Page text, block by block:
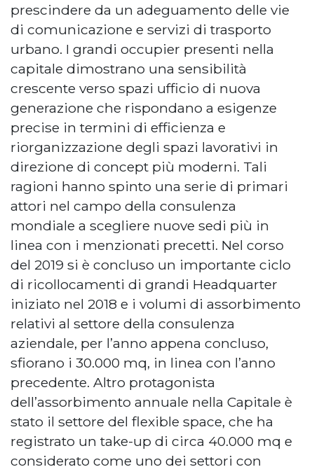
prescindere da un adeguamento delle vie
di comunicazione e servizi di trasporto
urbano. I grandi occupier presenti nella
capitale dimostrano una sensibilità
crescente verso spazi ufficio di nuova
generazione che rispondano a esigenze
precise in termini di efficienza e
riorganizzazione degli spazi lavorativi in
direzione di concept più moderni. Tali
ragioni hanno spinto una serie di primari
attori nel campo della consulenza
mondiale a scegliere nuove sedi più in
linea con i menzionati precetti. Nel corso
del 2019 si è concluso un importante ciclo
di ricollocamenti di grandi Headquarter
iniziato nel 2018 e i volumi di assorbimento
relativi al settore della consulenza
aziendale, per l’anno appena concluso,
sfiorano i 30.000 mq, in linea con l’anno
precedente. Altro protagonista
dell’assorbimento annuale nella Capitale è
stato il settore del flexible space, che ha
registrato un take-up di circa 40.000 mq e
considerato come uno dei settori con